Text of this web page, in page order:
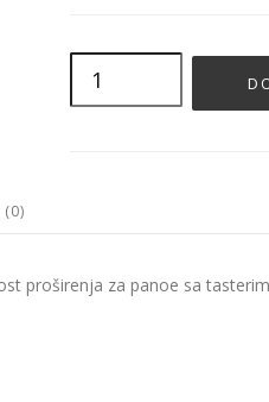
(0)
proširenja za panoe sa